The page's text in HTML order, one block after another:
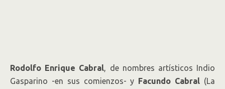
Rodolfo Enrique Cabral, de nombres artísticos Indio
Gasparino -en sus comienzos- y Facundo Cabral (La